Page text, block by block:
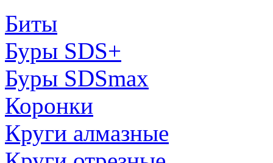
Биты
Буры SDS+
Буры SDSmax
Коронки
Круги алмазные